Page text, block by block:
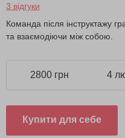
3 відгуки
Команда після інструктажу
та взаємодіючи між собою.
2800 грн 4
Купити для себе